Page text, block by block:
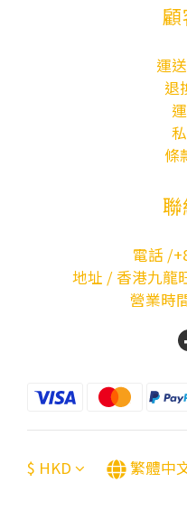
運
退
條
電話 /
地址 / 香港九龍
營業時
$ HKD 繁體中